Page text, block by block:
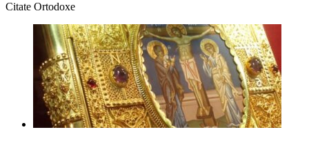
Citate Ortodoxe